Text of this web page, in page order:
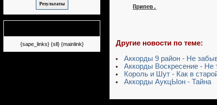
{sape_links} {sll} {mainlink}
Припев.
Другие новости по теме:
Аккорды 9 район - Не
Аккорды Воскресение - Не
Король и Шут - Как в
Аккорды АукцЫон - Тайна